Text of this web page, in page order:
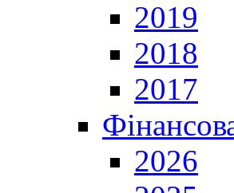
2019
2018
2017
2026